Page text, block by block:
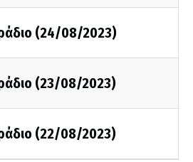
(24/08/2023)
(23/08/2023)
(22/08/2023)